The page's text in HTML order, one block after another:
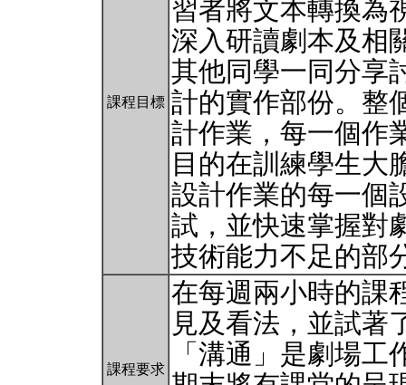
課程目標
習者將文本轉換為
深入研讀劇本及相
其他同學一同分享
計的實作部份。整
計作業，每一個作
目的在訓練學生大
設計作業的每一個
試，並快速掌握對
技術能力不足的部
課程要求
在每週兩小時的課
見及看法，並試著
「溝通」是劇場